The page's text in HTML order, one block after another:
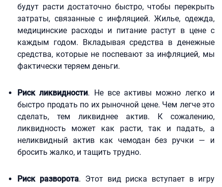
будут расти достаточно быстро, чтобы перекрыть
затраты, связанные с инфляцией. Жилье, одежда,
медицинские расходы и питание растут в цене с
каждым годом. Вкладывая средства в денежные
средства, которые не поспевают за инфляцией, мы
фактически теряем деньги.
Риск ликвидности. Не все активы можно легко и
быстро продать по их рыночной цене. Чем легче это
сделать, тем ликвиднее актив. К сожалению,
ликвидность может как расти, так и падать, а
неликвидный актив как чемодан без ручки — и
бросить жалко, и тащить трудно.
Риск разворота. Этот вид риска вступает в игру